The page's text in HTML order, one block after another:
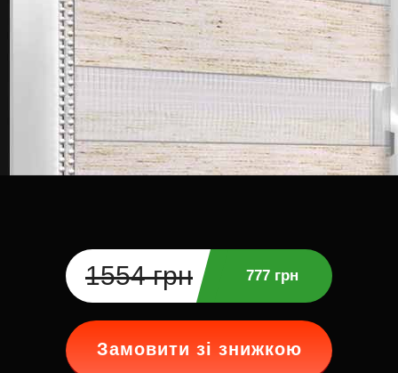
1554 грн 777 грн
Замовити зі знижкою